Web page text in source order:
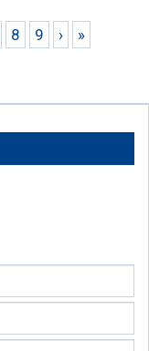
8 9 › »